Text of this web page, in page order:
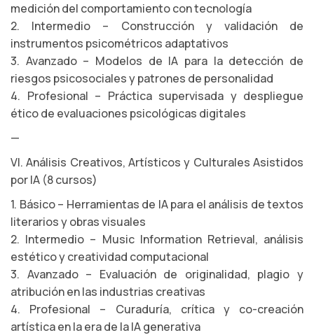
medición del comportamiento con tecnología
2. Intermedio – Construcción y validación de
instrumentos psicométricos adaptativos
3. Avanzado – Modelos de IA para la detección de
riesgos psicosociales y patrones de personalidad
4. Profesional – Práctica supervisada y despliegue
ético de evaluaciones psicológicas digitales
—
VI. Análisis Creativos, Artísticos y Culturales Asistidos
por IA (8 cursos)
1. Básico – Herramientas de IA para el análisis de textos
literarios y obras visuales
2. Intermedio – Music Information Retrieval, análisis
estético y creatividad computacional
3. Avanzado – Evaluación de originalidad, plagio y
atribución en las industrias creativas
4. Profesional – Curaduría, crítica y co-creación
artística en la era de la IA generativa